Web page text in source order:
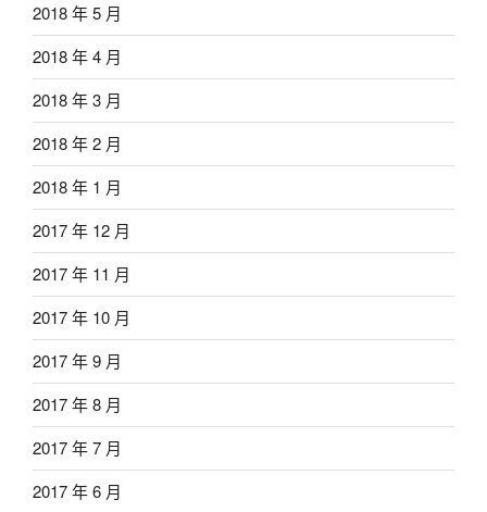
2018 年 5 月
2018 年 4 月
2018 年 3 月
2018 年 2 月
2018 年 1 月
2017 年 12 月
2017 年 11 月
2017 年 10 月
2017 年 9 月
2017 年 8 月
2017 年 7 月
2017 年 6 月